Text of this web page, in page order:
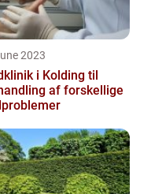
2023
i Kolding til
af forskellige